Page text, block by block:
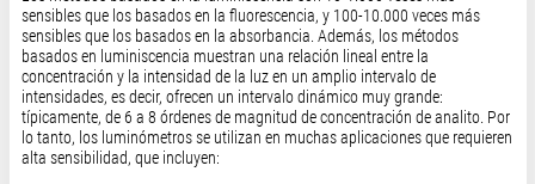
sensibles que los basados en la fluorescencia, y 100-10.000 veces más
sensibles que los basados en la absorbancia. Además, los métodos
basados en luminiscencia muestran una relación lineal entre la
concentración y la intensidad de la luz en un amplio intervalo de
intensidades, es decir, ofrecen un intervalo dinámico muy grande:
típicamente, de 6 a 8 órdenes de magnitud de concentración de analito. Por
lo tanto, los luminómetros se utilizan en muchas aplicaciones que requieren
alta sensibilidad, que incluyen: